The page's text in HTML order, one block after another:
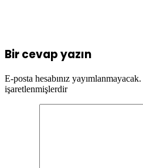
Bir cevap yazın
E-posta hesabınız yayımlanmayacak.
işaretlenmişlerdir